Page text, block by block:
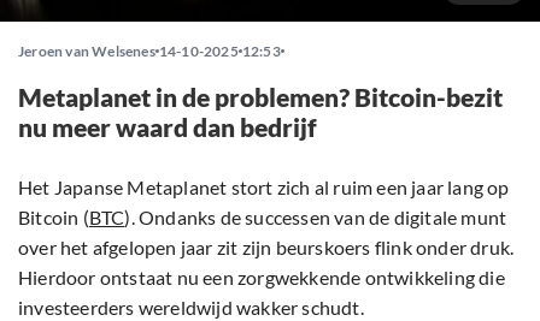
Jeroen van Welsenes 14-10-2025 12:53
Metaplanet in de problemen? Bitcoin-bezit
nu meer waard dan bedrijf
Het Japanse Metaplanet stort zich al ruim een jaar lang op
Bitcoin (BTC). Ondanks de successen van de digitale munt
over het afgelopen jaar zit zijn beurskoers flink onder druk.
Hierdoor ontstaat nu een zorgwekkende ontwikkeling die
investeerders wereldwijd wakker schudt.